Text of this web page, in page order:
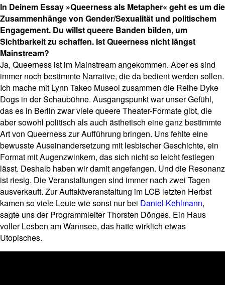
In Deinem Essay »Queerness als Metapher« geht es um die
Zusammenhänge von Gender/Sexualität und politischem
Engagement. Du willst queere Banden bilden, um
Sichtbarkeit zu schaffen. Ist Queerness nicht längst
Mainstream?
Ja, Queerness ist im Mainstream angekommen. Aber es sind
immer noch bestimmte Narrative, die da bedient werden sollen.
Ich mache mit Lynn Takeo Museol zusammen die Reihe Dyke
Dogs in der Schaubühne. Ausgangspunkt war unser Gefühl,
das es in Berlin zwar viele queere Theater-Formate gibt, die
aber sowohl politisch als auch ästhetisch eine ganz bestimmte
Art von Queerness zur Aufführung bringen. Uns fehlte eine
bewusste Auseinandersetzung mit lesbischer Geschichte, ein
Format mit Augenzwinkern, das sich nicht so leicht festlegen
lässt. Deshalb haben wir damit angefangen. Und die Resonanz
ist riesig. Die Veranstaltungen sind immer nach zwei Tagen
ausverkauft. Zur Auftaktveranstaltung im LCB letzten Herbst
kamen so viele Leute wie sonst nur bei Daniel Kehlmann,
sagte uns der Programmleiter Thorsten Dönges. Ein Haus
voller Lesben am Wannsee, das hatte wirklich etwas
Utopisches.